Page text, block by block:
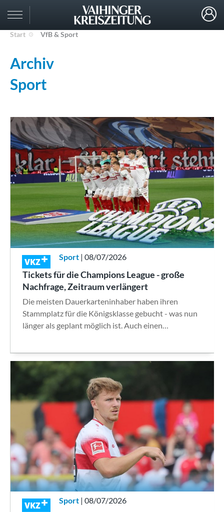
Start VfB & Sport
Archiv
Sport
VKZ Sport | 08/07/2026
Tickets für die Champions League - große
Nachfrage, Zeitraum verlängert
Die meisten Dauerkarteninhaber haben ihren
Stammplatz für die Königsklasse gebucht - was nun
länger als geplant möglich ist. Auch einen…
VKZ Sport | 08/07/2026